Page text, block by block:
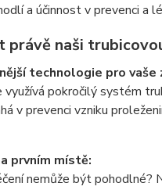
a účinnost v prevenci a
právě naši
technologie pro vaše
využívá pokročilý systém
v prevenci vzniku
prvním místě:
nemůže být pohodlné?